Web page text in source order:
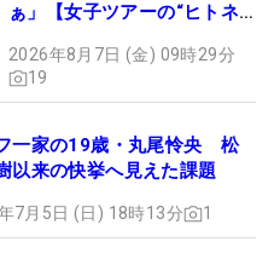
ぁ」【女子ツアーの“ヒトネ
2026年8月7日 (金) 09時29分
19
一家の19歳・丸尾怜央 松
以来の快挙へ見えた課題
7月5日 (日) 18時13分 1